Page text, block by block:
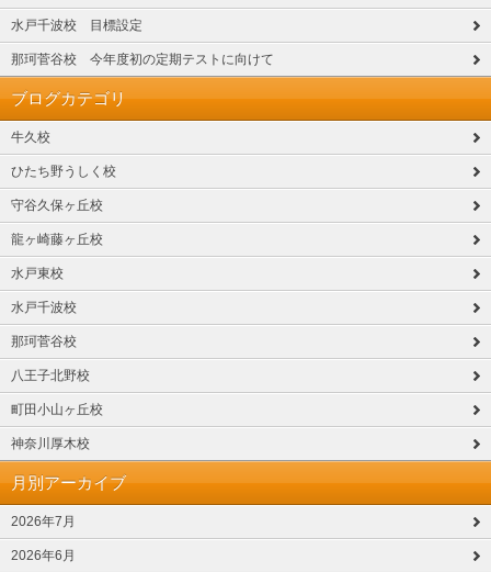
水戸千波校 目標設定
那珂菅谷校 今年度初の定期テストに向けて
ブログカテゴリ
牛久校
ひたち野うしく校
守谷久保ヶ丘校
龍ヶ崎藤ヶ丘校
水戸東校
水戸千波校
那珂菅谷校
八王子北野校
町田小山ヶ丘校
神奈川厚木校
月別アーカイブ
2026年7月
2026年6月